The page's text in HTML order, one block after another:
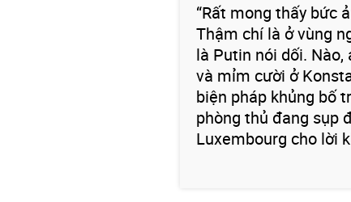
“Rất mong thấy bức
Thậm chí là ở vùng
là Putin nói dối.
và mỉm cười ở
biện pháp khủng bố
phòng thủ đang sụp
Luxembourg cho lời